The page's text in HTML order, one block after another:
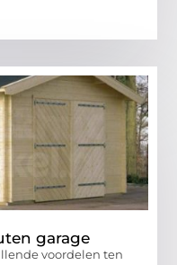
garage
voordelen ten